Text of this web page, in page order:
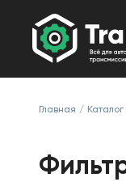
Главная / Каталог